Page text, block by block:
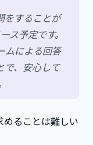
をすることが
ス予定です。
ムによる回答
で、安心して
めることは難しい